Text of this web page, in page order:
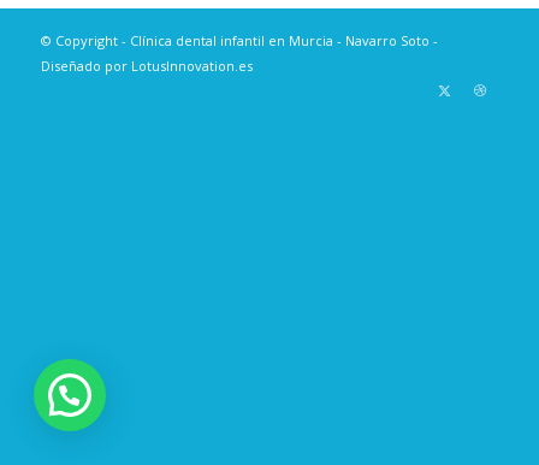
© Copyright - Clínica dental infantil en Murcia - Navarro Soto -
Diseñado por LotusInnovation.es